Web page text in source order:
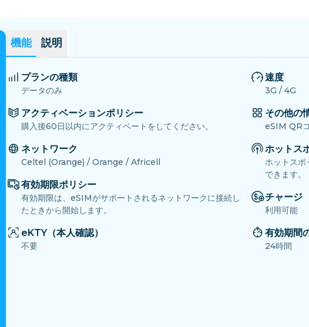
機能 説明
プランの種類
データのみ
アクティベーションポリシー
購入後60日以内にアクティベートをしてください。
ネットワーク
Celtel (Orange) / Orange / Africell
有効期限ポリシー
有効期限は、eSIMがサポートされるネットワークに接続し
たときから開始します。
eKTY（本人確認）
不要
速度
3G / 4G
その他の
eSIM QR
ホットス
ホットスポ
できます。
チャージ
利用可能
有効期間
24時間